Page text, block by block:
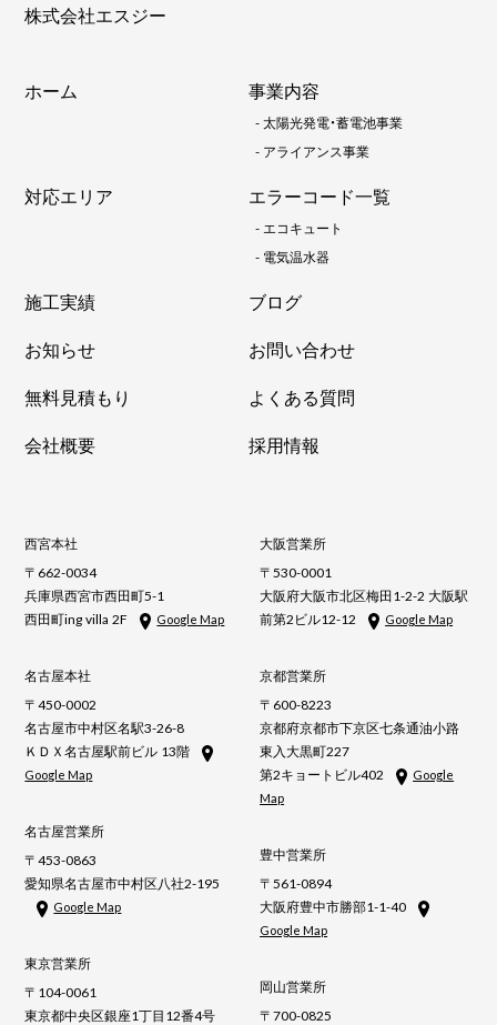
株式会社エスジー
ホーム 事業内容
-太陽光発電・蓄電池事業
- アライアンス事業
対応エリア エラーコード一覧
-エコキュート
- 電気温水器
施工実績
ブログ
お知らせ
お問い合わせ
無料見積もり
よくある質問
会社概要
採用情報
西宮本社
〒662-0034
兵庫県西宮市西田町5-1
西田町ing villa 2F
Google Map
名古屋本社
〒450-0002
名古屋市中村区名駅3-26-8
ＫＤＸ名古屋駅前ビル 13階
Google Map
名古屋営業所
〒453-0863
愛知県名古屋市中村区八社2-195
Google Map
東京営業所
〒104-0061
東京都中央区銀座1丁目12番4号
大阪営業所
〒530-0001
大阪府大阪市北区梅田1-2-2 大阪駅
前第2ビル12-12
Google Map
京都営業所
〒600-8223
京都府京都市下京区七条通油小路
東入大黒町227
第2キョートビル402
Google
Map
豊中営業所
〒561-0894
大阪府豊中市勝部1-1-40
Google Map
岡山営業所
〒700-0825